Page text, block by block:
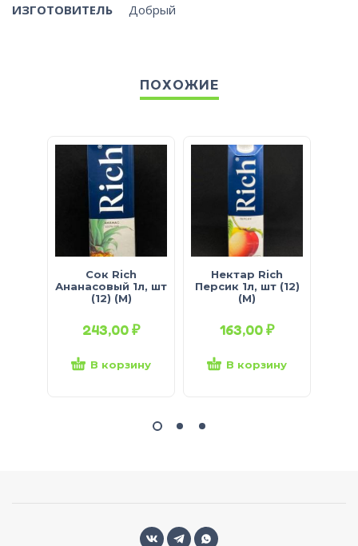
ИЗГОТОВИТЕЛЬ Добрый
ПОХОЖИЕ
Сок Rich
Ананасовый 1л, шт
(12) (М)
243,00₽
В корзину
Нектар Rich
Персик 1л, шт (12)
(М)
163,00₽
В корзину